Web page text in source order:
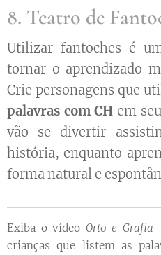
8. Teatro de
Utilizar fantoches é
tornar o aprendizado
Crie personagens que
palavras com CH em
vão se divertir
história, enquanto
forma natural e
Exiba o vídeo Orto e Grafia
crianças que listem as